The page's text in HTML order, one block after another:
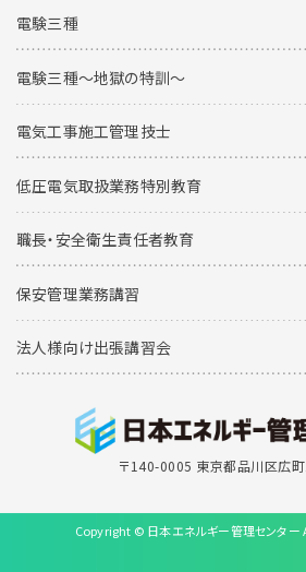
電験三種
電験三種〜地獄の特訓〜
電気工事施工管理技士
低圧電気取扱業務特別教育
職長・安全衛生責任者教育
保安管理業務講習
法人様向け出張講習会
〒140-0005 東京都品川区広
Copyright © 日本エネルギー管理センター